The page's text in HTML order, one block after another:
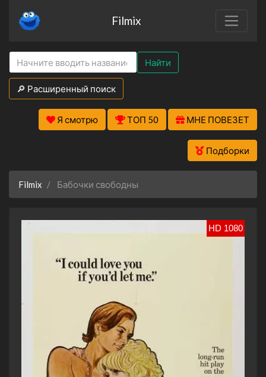
Filmix
Найти
🔎 Расширенный поиск
Я смотрю ТОП 50 МНЕ ПОВЕЗЕТ
Подборки
Filmix Бабочки свободны
HD 1080